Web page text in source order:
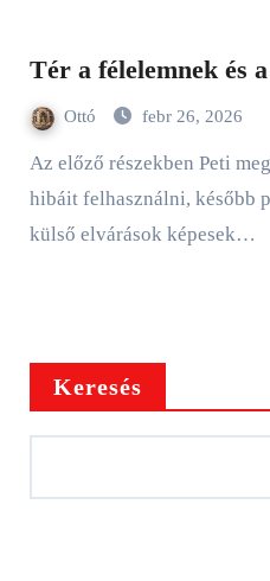
Tér a félelemnek és
Ottó febr 26, 2026
Az előző részekben Peti megingott, majd megtanulta a
hibáit felhasználni, később
külső elvárások képesek…
Keresés